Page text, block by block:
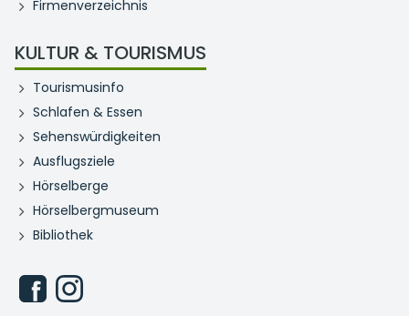
Firmenverzeichnis
KULTUR & TOURISMUS
Tourismusinfo
Schlafen & Essen
Sehenswürdigkeiten
Ausflugsziele
Hörselberge
Hörselbergmuseum
Bibliothek